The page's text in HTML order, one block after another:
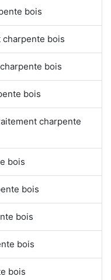
bois
charpente bois
bois
bois
charpente
bois
bois
bois
bois
bois